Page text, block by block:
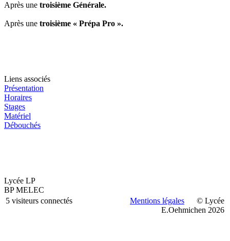
Après une troisième Générale.
Après une troisième « Prépa Pro ».
Liens associés
Présentation
Horaires
Stages
Matériel
Débouchés
Lycée LP
BP MELEC
5 visiteurs connectés
Mentions légales © Lycée
E.Oehmichen 2026